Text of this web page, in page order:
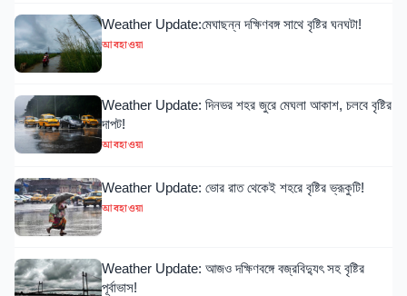
Weather Update:মেঘাছন্ন দক্ষিণবঙ্গ সাথে বৃষ্টির ঘনঘটা!
আবহাওয়া
Weather Update: দিনভর শহর জুরে মেঘলা আকাশ, চলবে বৃষ্টির
দাপট!
আবহাওয়া
Weather Update: ভোর রাত থেকেই শহরে বৃষ্টির ভ্রূকুটি!
আবহাওয়া
Weather Update: আজও দক্ষিণবঙ্গে বজ্রবিদ্যুৎ সহ বৃষ্টির
পূর্বাভাস!